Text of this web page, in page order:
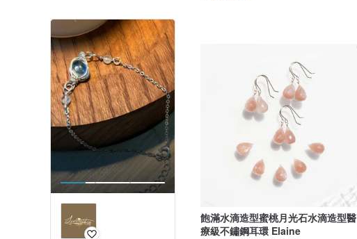
飽滿水滴造型蜜桃月光石水滴造型醫
療級不鏽鋼耳環 Elaine